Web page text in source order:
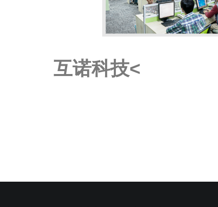
互诺科技<